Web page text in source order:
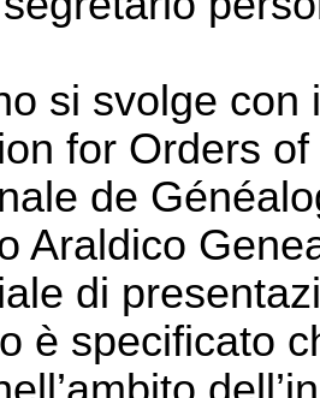
si svolge con
for Orders
de
Araldico
di
è specificato